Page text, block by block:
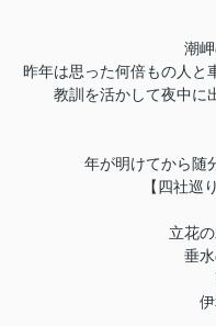
潮岬
昨年は思った何倍もの人と
教訓を活かして夜中に
年が明けてから随
【四社巡
立花
垂